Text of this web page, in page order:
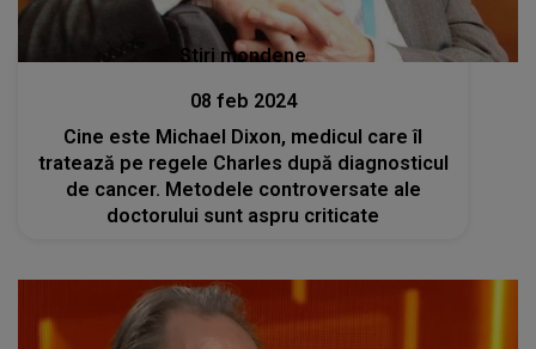
Stiri mondene
08 feb 2024
Cine este Michael Dixon, medicul care îl
tratează pe regele Charles după diagnosticul
de cancer. Metodele controversate ale
doctorului sunt aspru criticate